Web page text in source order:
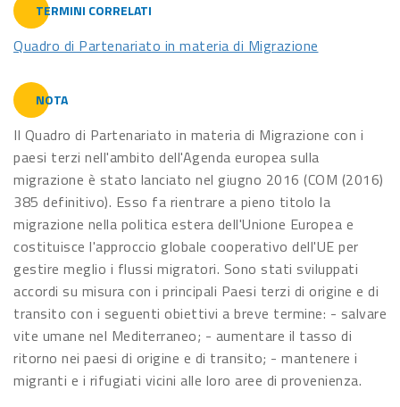
TERMINI CORRELATI
Quadro di Partenariato in materia di Migrazione
NOTA
Il Quadro di Partenariato in materia di Migrazione con i
paesi terzi nell'ambito dell'Agenda europea sulla
migrazione è stato lanciato nel giugno 2016 (COM (2016)
385 definitivo). Esso fa rientrare a pieno titolo la
migrazione nella politica estera dell'Unione Europea e
costituisce l'approccio globale cooperativo dell'UE per
gestire meglio i flussi migratori. Sono stati sviluppati
accordi su misura con i principali Paesi terzi di origine e di
transito con i seguenti obiettivi a breve termine: - salvare
vite umane nel Mediterraneo; - aumentare il tasso di
ritorno nei paesi di origine e di transito; - mantenere i
migranti e i rifugiati vicini alle loro aree di provenienza.